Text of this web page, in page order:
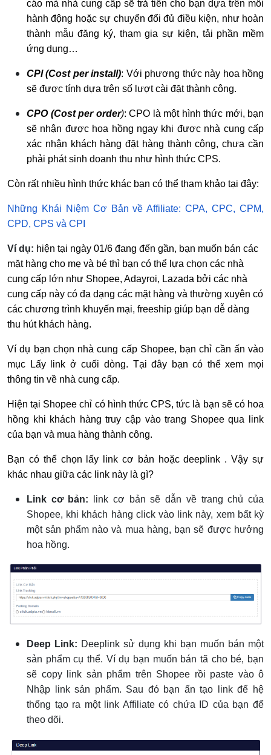
cáo mà nhà cung cấp sẽ trả tiền cho bạn dựa trên mỗi
hành động hoặc sự chuyển đổi đủ điều kiện, như hoàn
thành mẫu đăng ký, tham gia sự kiện, tải phần mềm
ứng dụng…
CPI (Cost per install): Với phương thức này hoa hồng
sẽ được tính dựa trên số lượt cài đặt thành công.
CPO (Cost per order): CPO là một hình thức mới, bạn
sẽ nhận được hoa hồng ngay khi được nhà cung cấp
xác nhận khách hàng đặt hàng thành công, chưa cần
phải phát sinh doanh thu như hình thức CPS.
Còn rất nhiều hình thức khác bạn có thể tham khảo tại đây:
Những Khái Niệm Cơ Bản về Affiliate: CPA, CPC, CPM,
CPD, CPS và CPI
Ví dụ: hiện tại ngày 01/6 đang đến gần, bạn muốn bán các
mặt hàng cho mẹ và bé thì bạn có thể lựa chọn các nhà
cung cấp lớn như Shopee, Adayroi, Lazada bởi các nhà
cung cấp này có đa dạng các mặt hàng và thường xuyên có
các chương trình khuyến mại, freeship giúp bạn dễ dàng
thu hút khách hàng.
Ví dụ bạn chọn nhà cung cấp Shopee, bạn chỉ cần ấn vào
mục Lấy link ở cuối dòng. Tại đây bạn có thể xem mọi
thông tin về nhà cung cấp.
Hiện tại Shopee chỉ có hình thức CPS, tức là bạn sẽ có hoa
hồng khi khách hàng truy cập vào trang Shopee qua link
của bạn và mua hàng thành công.
Bạn có thể chọn lấy link cơ bản hoặc deeplink . Vậy sự
khác nhau giữa các link này là gì?
Link cơ bản: link cơ bản sẽ dẫn về trang chủ của
Shopee, khi khách hàng click vào link này, xem bất kỳ
một sản phẩm nào và mua hàng, bạn sẽ được hưởng
hoa hồng.
Deep Link: Deeplink sử dụng khi bạn muốn bán một
sản phẩm cụ thể. Ví dụ bạn muốn bán tã cho bé, bạn
sẽ copy link sản phẩm trên Shopee rồi paste vào ô
Nhập link sản phẩm. Sau đó bạn ấn tạo link để hệ
thống tạo ra một link Affiliate có chứa ID của bạn để
theo dõi.